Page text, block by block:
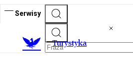
Serwisy
Turystyka